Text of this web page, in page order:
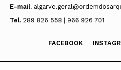
A primeira edição desta
Arquitectura Portuguesa
Teotónio Pereira, as
E-mail.
Tel. 289 826 558 | 966 926 701
FACEBOOK